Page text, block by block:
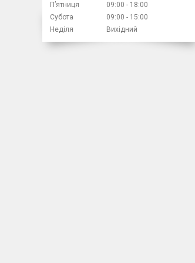
Пʼятниця
09:00
18:00
Субота
09:00
15:00
Неділя
Вихідний